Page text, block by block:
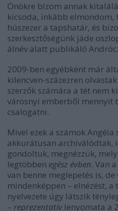
Önökre bízom annak
kicsoda, inkább elmondom,
húszezer a tapshatár, és
szerkesztőségünk jáde
álnév alatt publikáló
2009-ben egyébként már
kilencven-százezren
szerzők számára a tét nem
városnyi emberből mennyit
csalogatni.
Mivel ezek a számok
akkurátusan archiválódtak,
gondoltuk, megnézzük,
legtöbben egész évben. Van
van benne meglepetés is, de
mindenképpen – elnézést,
nyelvezete úgy látszik
– reprezentatív lenyomata a